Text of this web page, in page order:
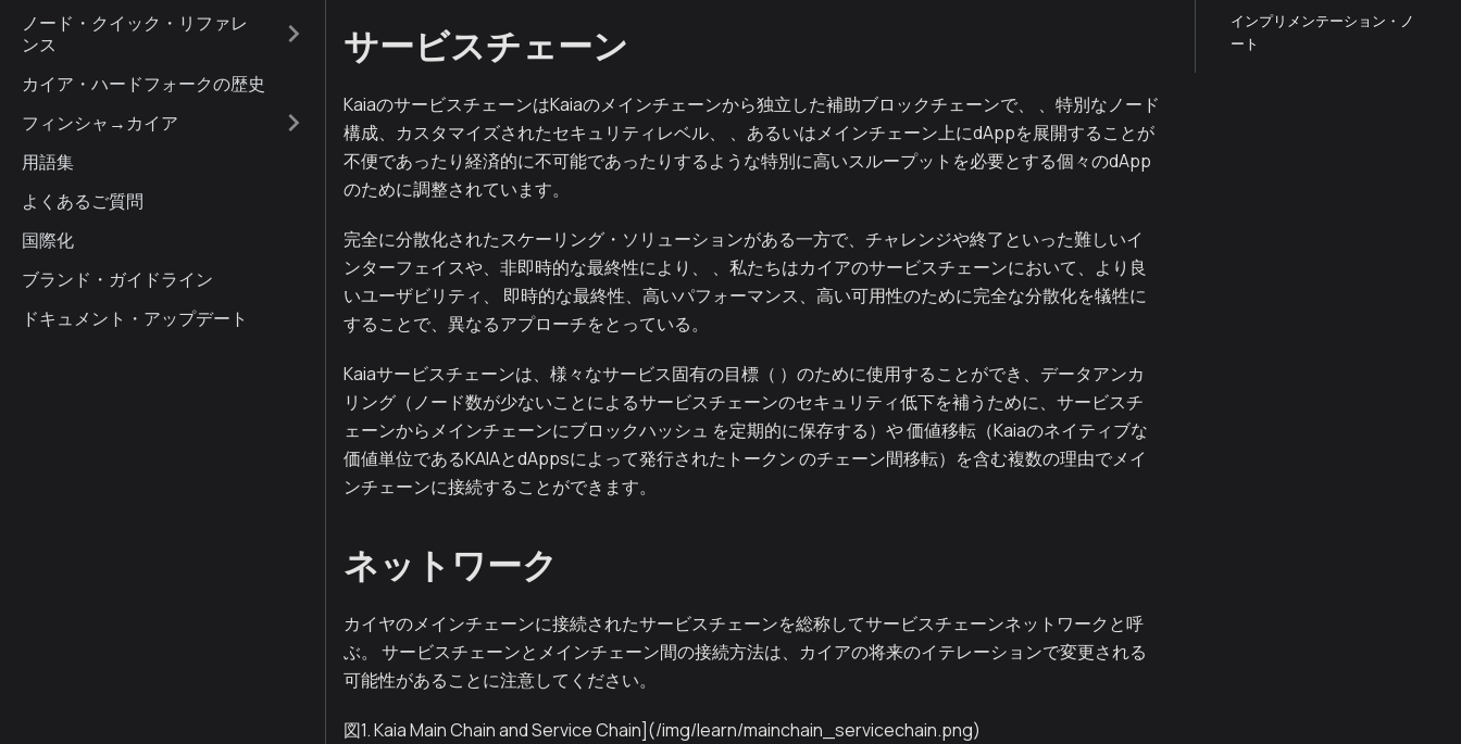
ノード・クイック・リファレ
ンス
カイア・ハードフォークの歴史
フィンシャ→カイア
用語集
よくあるご質問
国際化
ブランド・ガイドライン
ドキュメント・アップデート
サービスチェーン
KaiaのサービスチェーンはKaiaのメインチェーンから独立した補助ブロックチェーンで、 、特別なノード
構成、カスタマイズされたセキュリティレベル、 、あるいはメインチェーン上にdAppを展開することが
不便であったり経済的に不可能であったりするような特別に高いスループットを必要とする個々のdApp
のために調整されています。
完全に分散化されたスケーリング・ソリューションがある一方で、チャレンジや終了といった難しいイ
ンターフェイスや、非即時的な最終性により、 、私たちはカイアのサービスチェーンにおいて、より良
いユーザビリティ、 即時的な最終性、高いパフォーマンス、高い可用性のために完全な分散化を犠牲に
することで、異なるアプローチをとっている。
Kaiaサービスチェーンは、様々なサービス固有の目標（ ）のために使用することができ、データアンカ
リング（ノード数が少ないことによるサービスチェーンのセキュリティ低下を補うために、サービスチ
ェーンからメインチェーンにブロックハッシュ を定期的に保存する）や 価値移転（Kaiaのネイティブな
価値単位であるKAIAとdAppsによって発行されたトークン のチェーン間移転）を含む複数の理由でメイ
ンチェーンに接続することができます。
ネットワーク
カイヤのメインチェーンに接続されたサービスチェーンを総称してサービスチェーンネットワークと呼
ぶ。 サービスチェーンとメインチェーン間の接続方法は、カイアの将来のイテレーションで変更される
可能性があることに注意してください。
図1. Kaia Main Chain and Service Chain](/img/learn/mainchain_servicechain.png)
インプリメンテーション・ノ
ート